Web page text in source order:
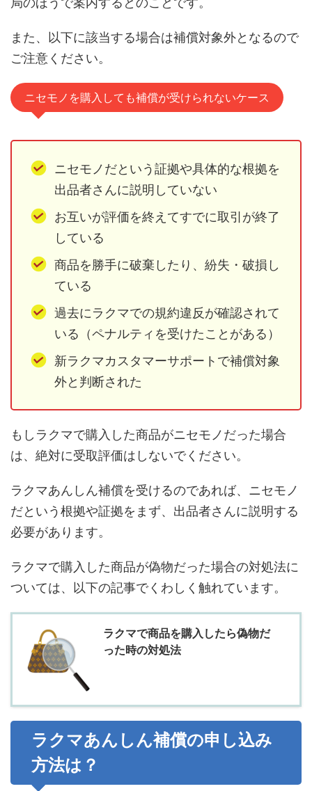
また、以下に該当する場合は補償対象外となるので
ご注意ください。
ニセモノを購入しても補償が受けられないケース
ニセモノだという証拠や具体的な根拠を
出品者さんに説明していない
お互いが評価を終えてすでに取引が終了
している
商品を勝手に破棄したり、紛失・破損し
ている
過去にラクマでの規約違反が確認されて
いる（ペナルティを受けたことがある）
新ラクマカスタマーサポートで補償対象
外と判断された
もしラクマで購入した商品がニセモノだった場合
は、絶対に受取評価はしないでください。
ラクマあんしん補償を受けるのであれば、ニセモノ
だという根拠や証拠をまず、出品者さんに説明する
必要があります。
ラクマで購入した商品が偽物だった場合の対処法に
ついては、以下の記事でくわしく触れています。
ラクマで商品を購入したら偽物だ
った時の対処法
ラクマあんしん補償の申し込み
方法は？